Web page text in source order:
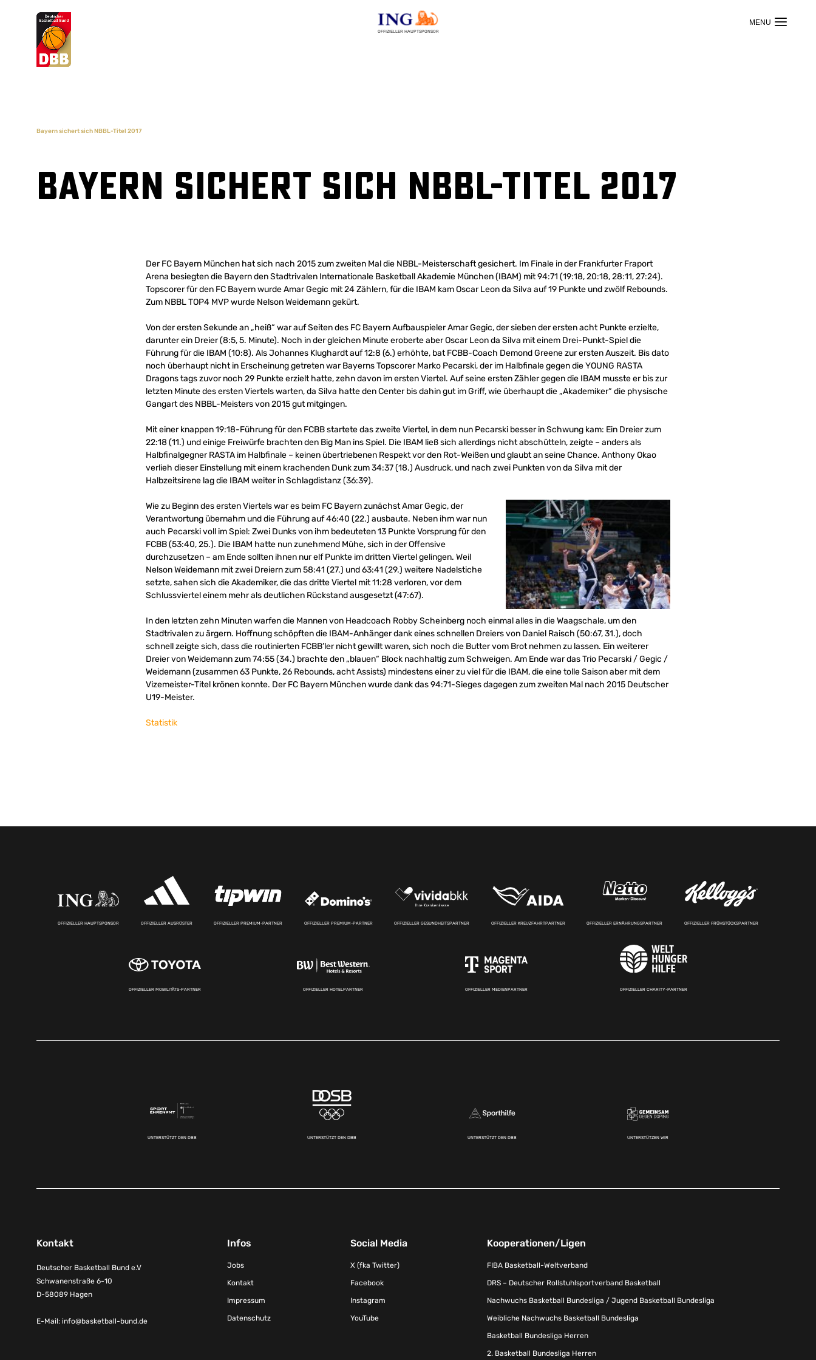
OFFIZIELLER HAUPTSPONSOR
Suchvorschläge
Bayern sichert sich NBBL-Titel 2017
Bayern sichert sich NBBL-Titel 2017
Der FC Bayern München hat sich nach 2015 zum zweiten Mal die NBBL-Meisterschaft gesichert. Im Finale in der Frankfurter Fraport
Arena besiegten die Bayern den Stadtrivalen Internationale Basketball Akademie München (IBAM) mit 94:71 (19:18, 20:18, 28:11, 27:24).
Topscorer für den FC Bayern wurde Amar Gegic mit 24 Zählern, für die IBAM kam Oscar Leon da Silva auf 19 Punkte und zwölf Rebounds.
Zum NBBL TOP4 MVP wurde Nelson Weidemann gekürt.
Von der ersten Sekunde an „heiß“ war auf Seiten des FC Bayern Aufbauspieler Amar Gegic, der sieben der ersten acht Punkte erzielte,
darunter ein Dreier (8:5, 5. Minute). Noch in der gleichen Minute eroberte aber Oscar Leon da Silva mit einem Drei-Punkt-Spiel die
Führung für die IBAM (10:8). Als Johannes Klughardt auf 12:8 (6.) erhöhte, bat FCBB-Coach Demond Greene zur ersten Auszeit. Bis dato
noch überhaupt nicht in Erscheinung getreten war Bayerns Topscorer Marko Pecarski, der im Halbfinale gegen die YOUNG RASTA
Dragons tags zuvor noch 29 Punkte erzielt hatte, zehn davon im ersten Viertel. Auf seine ersten Zähler gegen die IBAM musste er bis zur
letzten Minute des ersten Viertels warten, da Silva hatte den Center bis dahin gut im Griff, wie überhaupt die „Akademiker“ die physische
Gangart des NBBL-Meisters von 2015 gut mitgingen.
Mit einer knappen 19:18-Führung für den FCBB startete das zweite Viertel, in dem nun Pecarski besser in Schwung kam: Ein Dreier zum
22:18 (11.) und einige Freiwürfe brachten den Big Man ins Spiel. Die IBAM ließ sich allerdings nicht abschütteln, zeigte – anders als
Halbfinalgegner RASTA im Halbfinale – keinen übertriebenen Respekt vor den Rot-Weißen und glaubt an seine Chance. Anthony Okao
verlieh dieser Einstellung mit einem krachenden Dunk zum 34:37 (18.) Ausdruck, und nach zwei Punkten von da Silva mit der
Halbzeitsirene lag die IBAM weiter in Schlagdistanz (36:39).
Wie zu Beginn des ersten Viertels war es beim FC Bayern zunächst Amar Gegic, der
Verantwortung übernahm und die Führung auf 46:40 (22.) ausbaute. Neben ihm war nun
auch Pecarski voll im Spiel: Zwei Dunks von ihm bedeuteten 13 Punkte Vorsprung für den
FCBB (53:40, 25.). Die IBAM hatte nun zunehmend Mühe, sich in der Offensive
durchzusetzen – am Ende sollten ihnen nur elf Punkte im dritten Viertel gelingen. Weil
Nelson Weidemann mit zwei Dreiern zum 58:41 (27.) und 63:41 (29.) weitere Nadelstiche
setzte, sahen sich die Akademiker, die das dritte Viertel mit 11:28 verloren, vor dem
Schlussviertel einem mehr als deutlichen Rückstand ausgesetzt (47:67).
In den letzten zehn Minuten warfen die Mannen von Headcoach Robby Scheinberg noch einmal alles in die Waagschale, um den
Stadtrivalen zu ärgern. Hoffnung schöpften die IBAM-Anhänger dank eines schnellen Dreiers von Daniel Raisch (50:67, 31.), doch
schnell zeigte sich, dass die routinierten FCBB’ler nicht gewillt waren, sich noch die Butter vom Brot nehmen zu lassen. Ein weiterer
Dreier von Weidemann zum 74:55 (34.) brachte den „blauen“ Block nachhaltig zum Schweigen. Am Ende war das Trio Pecarski / Gegic /
Weidemann (zusammen 63 Punkte, 26 Rebounds, acht Assists) mindestens einer zu viel für die IBAM, die eine tolle Saison aber mit dem
Vizemeister-Titel krönen konnte. Der FC Bayern München wurde dank das 94:71-Sieges dagegen zum zweiten Mal nach 2015 Deutscher
U19-Meister.
Statistik
OFFIZIELLER HAUPTSPONSOR OFFIZIELLER AUSRÜSTER OFFIZIELLER PREMIUM-PARTNER OFFIZIELLER PREMIUM-PARTNER OFFIZIELLER GESUNDHEITSPARTNER OFFIZIELLER KREUZFAHRTPARTNER OFFIZIELLER ERNÄHRUNGSPARTNER OFFIZIELLER FRÜHSTÜCKSPARTNER
OFFIZIELLER MOBILITÄTS-PARTNER OFFIZIELLER HOTELPARTNER OFFIZIELLER MEDIENPARTNER OFFIZIELLER CHARITY-PARTNER
UNTERSTÜTZT DEN DBB UNTERSTÜTZT DEN DBB UNTERSTÜTZT DEN DBB UNTERSTÜTZEN WIR
Kontakt
Deutscher Basketball Bund e.V
Schwanenstraße 6-10
D-58089 Hagen
E-Mail: info@basketball-bund.de
Infos
Jobs
Kontakt
Impressum
Datenschutz
Social Media
X (fka Twitter)
Facebook
Instagram
YouTube
Kooperationen/Ligen
FIBA Basketball-Weltverband
DRS – Deutscher Rollstuhlsportverband Basketball
Nachwuchs Basketball Bundesliga / Jugend Basketball Bundesliga
Weibliche Nachwuchs Basketball Bundesliga
Basketball Bundesliga Herren
2. Basketball Bundesliga Herren